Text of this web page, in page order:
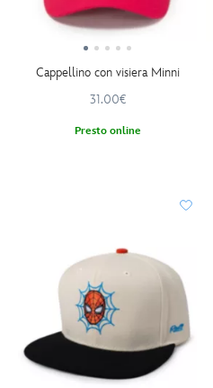
Cappellino con visiera Minni
31.00€
Presto online